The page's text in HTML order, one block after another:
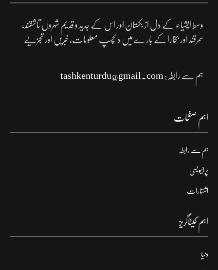
وسط ایشیاء کے دل ازبکستان اور اس کے جدید و قدیم شہروں تاشقند،
سمرقند اور بخارا کے بارے میں دلچسپ معلومات، خبریں اور تجزیے
ہم سے رابطہ: tashkenturdu@gmail.com
اہم صفحات
ہم سے رابطہ
پرائیویسی
اشتہارات
اہم کیٹاگریز
دنیا